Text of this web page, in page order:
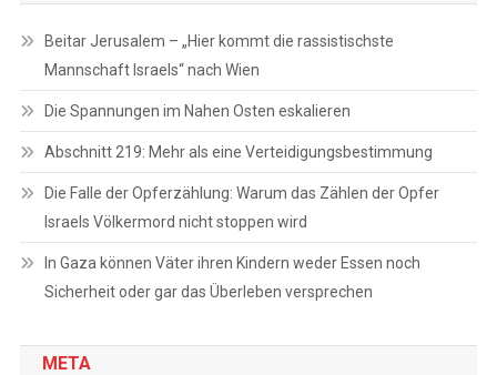
Beitar Jerusalem – „Hier kommt die rassistischste
Mannschaft Israels“ nach Wien
Die Spannungen im Nahen Osten eskalieren
Abschnitt 219: Mehr als eine Verteidigungsbestimmung
Die Falle der Opferzählung: Warum das Zählen der Opfer
Israels Völkermord nicht stoppen wird
In Gaza können Väter ihren Kindern weder Essen noch
Sicherheit oder gar das Überleben versprechen
META